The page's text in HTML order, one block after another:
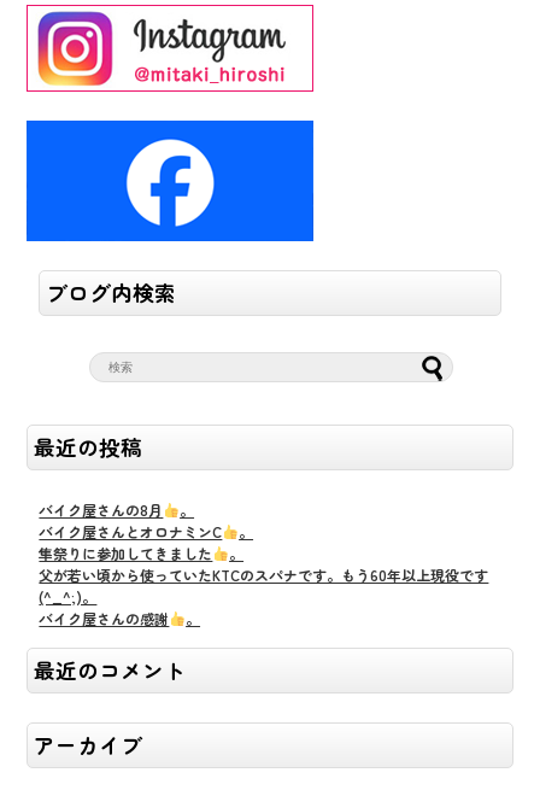
ブログ内検索
最近の投稿
バイク屋さんの8月
。
バイク屋さんとオロナミンC
。
隼祭りに参加してきました
。
父が若い頃から使っていたKTCのスパナです。もう60年以上現役です
(^_^;)。
バイク屋さんの感謝
。
最近のコメント
アーカイブ